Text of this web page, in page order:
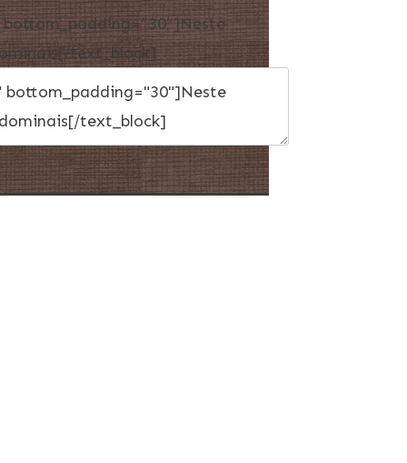
text_block]